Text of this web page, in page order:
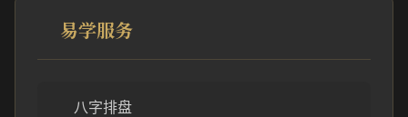
易学服务
八字排盘